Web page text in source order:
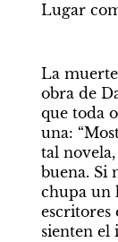
Lugar
La
obra de
que toda
una:
tal
buena. Si
chupa un
escritores
sienten el